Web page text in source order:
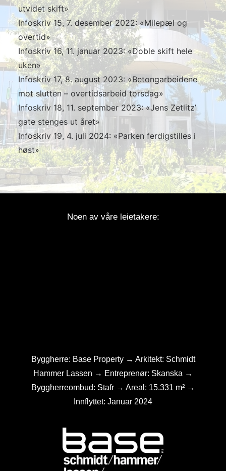
utvidet skift»
Infoskriv 15, 7. desember 2022: «Milepæl og
overtid»
Infoskriv 16, 11. januar 2023: «Doble skift hele
uken»
Infoskriv 17, 8. august 2023: «Betongarbeidene
mot slutten – overtidsarbeid torsdag»
Infoskriv 18, 11. september 2023: «Jens Zetlitz’
gate stenges ut året»
Infoskriv 19, 4. juli 2024: «Parken ferdigstilles i
høst»
Noen av våre leietakere:
Byggherre: Base Property → Arkitekt: Schmidt
Hammer Lassen → Entreprenør: Skanska →
Byggherreombud: Stafr → Areal: 15.331 m² →
Innflyttet: Januar 2024